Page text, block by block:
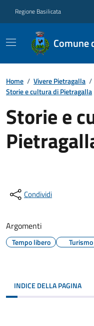
Regione Basilicata
Comune
Home / Vivere Pietragalla /
Storie e cultura di Pietragalla
Storie e
Condividi
Argomenti
Tempo libero Turismo
INDICE DELLA PAGINA